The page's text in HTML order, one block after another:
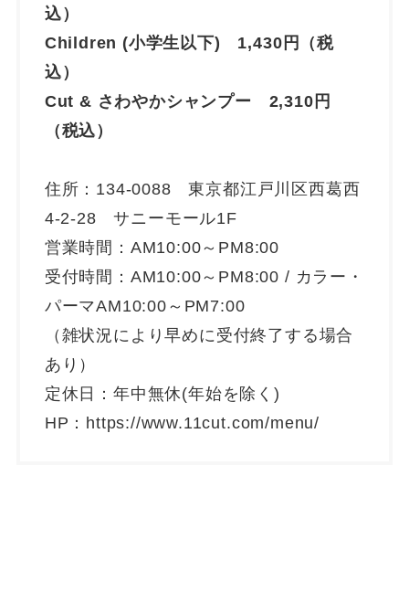
込）
Children (小学生以下) 1,430円（税
込）
Cut & さわやかシャンプー 2,310円
（税込）
住所：134-0088 東京都江戸川区西葛西
4-2-28 サニーモール1F
営業時間：AM10:00～PM8:00
受付時間：AM10:00～PM8:00 / カラー・
パーマAM10:00～PM7:00
（雑状況により早めに受付終了する場合
あり）
定休日：年中無休(年始を除く)
HP：https://www.11cut.com/menu/